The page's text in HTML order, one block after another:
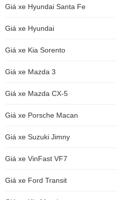
Giá xe Hyundai Santa Fe
Giá xe Hyundai
Giá xe Kia Sorento
Giá xe Mazda 3
Giá xe Mazda CX-5
Giá xe Porsche Macan
Giá xe Suzuki Jimny
Giá xe VinFast VF7
Giá xe Ford Transit